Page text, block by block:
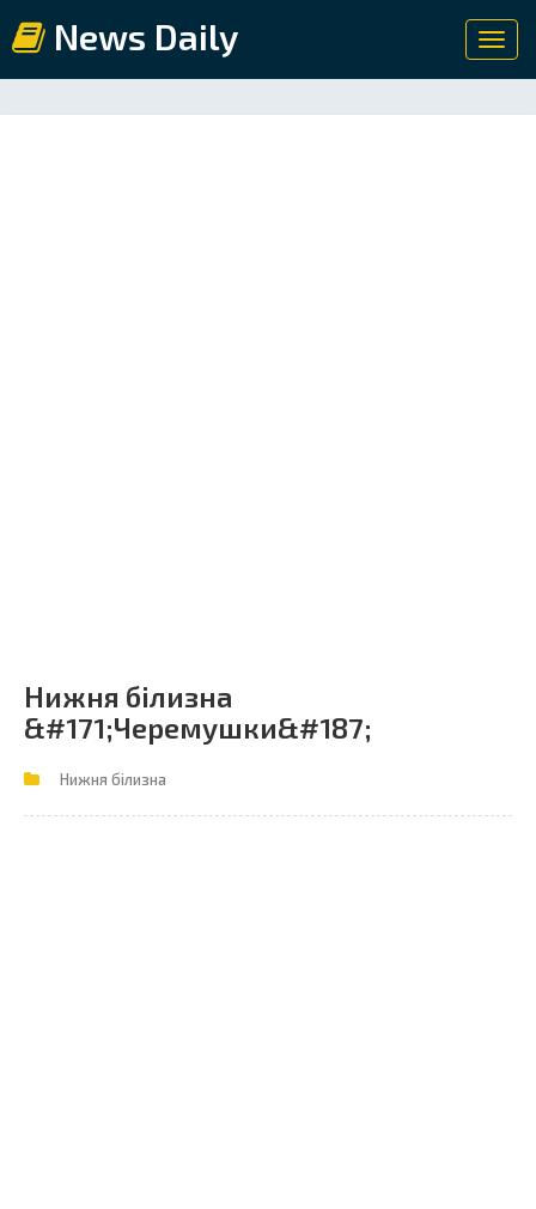
News Daily
Нижня білизна
&#171;Черемушки&#187;
Нижня білизна